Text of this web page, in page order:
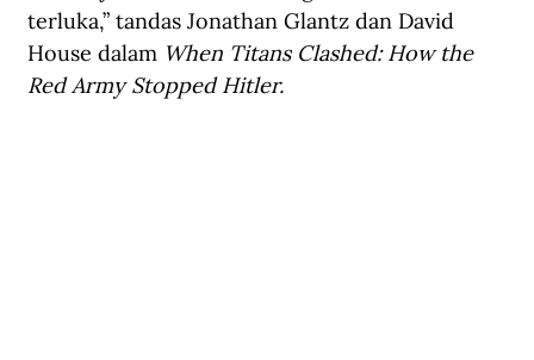
terluka,” tandas Jonathan Glantz dan David
House dalam When Titans Clashed: How the
Red Army Stopped Hitler.